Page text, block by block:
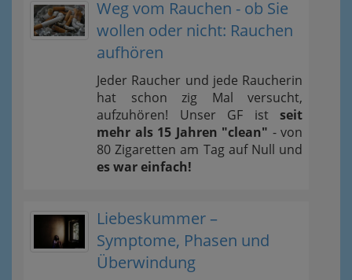
Weg vom Rauchen - ob Sie
wollen oder nicht: Rauchen
aufhören
Jeder Raucher und jede Raucherin
hat schon zig Mal versucht,
aufzuhören! Unser GF ist seit
mehr als 15 Jahren "clean" - von
80 Zigaretten am Tag auf Null und
es war einfach!
Liebeskummer –
Symptome, Phasen und
Überwindung